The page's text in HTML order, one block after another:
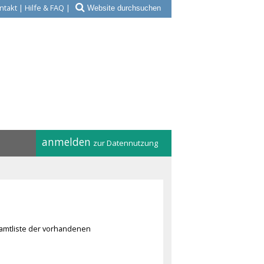
| Hilfe & FAQ |
anmelden zur Datennutzung
der vorhandenen